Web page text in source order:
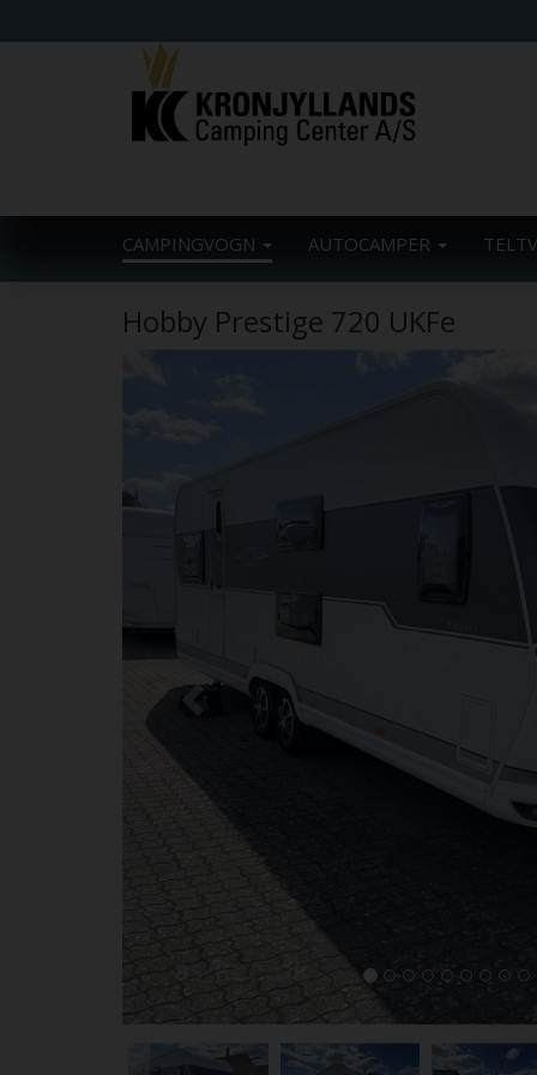
CAMPINGVOGN AUTOCAMPER
Hobby Prestige 720 UKFe